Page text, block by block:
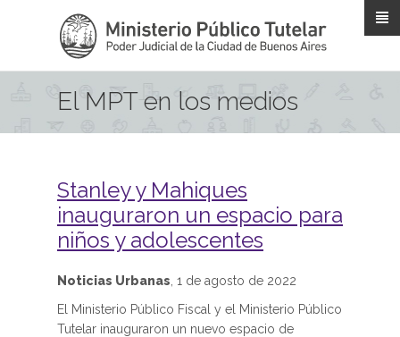
El MPT en los medios
Stanley y Mahiques
inauguraron un espacio para
niños y adolescentes
Noticias Urbanas , 1 de agosto de 2022
El Ministerio Público Fiscal y el Ministerio Público
Tutelar inauguraron un nuevo espacio de